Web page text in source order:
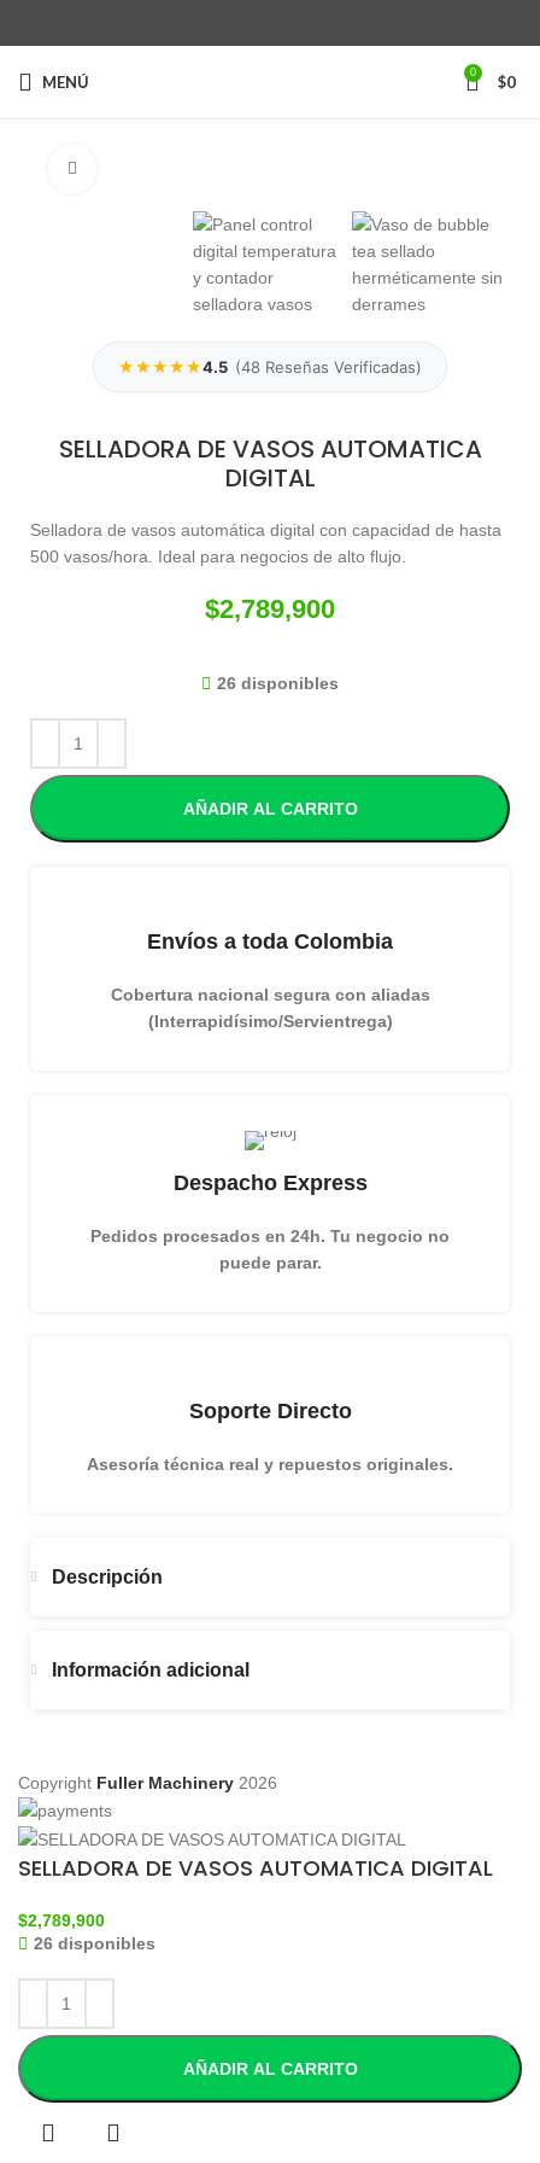
MENÚ 0 $0
★★★★★4.5 (48 Reseñas Verificadas)
SELLADORA DE VASOS AUTOMATICA
DIGITAL
Selladora de vasos automática digital con capacidad de hasta
500 vasos/hora. Ideal para negocios de alto flujo.
$2,789,900
26 disponibles
AÑADIR AL CARRITO
Envíos a toda Colombia
Cobertura nacional segura con aliadas
(Interrapidísimo/Servientrega)
Despacho Express
Pedidos procesados en 24h. Tu negocio no
puede parar.
Soporte Directo
Asesoría técnica real y repuestos originales.
Descripción
Información adicional
Copyright Fuller Machinery 2026
SELLADORA DE VASOS AUTOMATICA DIGITAL
$2,789,900
26 disponibles
AÑADIR AL CARRITO